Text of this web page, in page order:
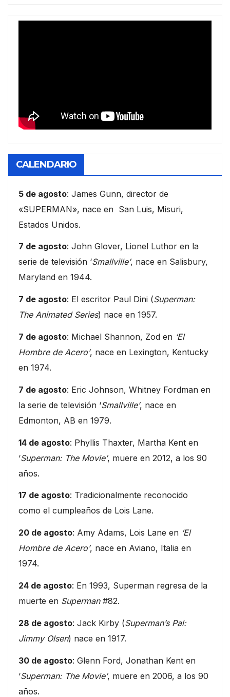
CALENDARIO
5 de agosto: James Gunn, director de
«SUPERMAN», nace en San Luis, Misuri,
Estados Unidos.
7 de agosto: John Glover, Lionel Luthor en la
serie de televisión ‘Smallville’, nace en Salisbury,
Maryland en 1944.
7 de agosto: El escritor Paul Dini (Superman:
The Animated Series) nace en 1957.
7 de agosto: Michael Shannon, Zod en ‘El
Hombre de Acero’, nace en Lexington, Kentucky
en 1974.
7 de agosto: Eric Johnson, Whitney Fordman en
la serie de televisión ‘Smallville’, nace en
Edmonton, AB en 1979.
14 de agosto: Phyllis Thaxter, Martha Kent en
‘Superman: The Movie’, muere en 2012, a los 90
años.
17 de agosto: Tradicionalmente reconocido
como el cumpleaños de Lois Lane.
20 de agosto: Amy Adams, Lois Lane en ‘El
Hombre de Acero’, nace en Aviano, Italia en
1974.
24 de agosto: En 1993, Superman regresa de la
muerte en Superman#82.
28 de agosto: Jack Kirby (Superman’s Pal:
Jimmy Olsen) nace en 1917.
30 de agosto: Glenn Ford, Jonathan Kent en
‘Superman: The Movie’, muere en 2006, a los 90
años.